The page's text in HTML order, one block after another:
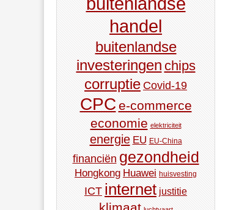
handel
buitenlandse
investeringen chips
corruptie Covid-19
CPC e-commerce
economie elektriciteit
energie EU EU-China
financiën gezondheid
Hongkong Huawei huisvesting
ICT internet justitie